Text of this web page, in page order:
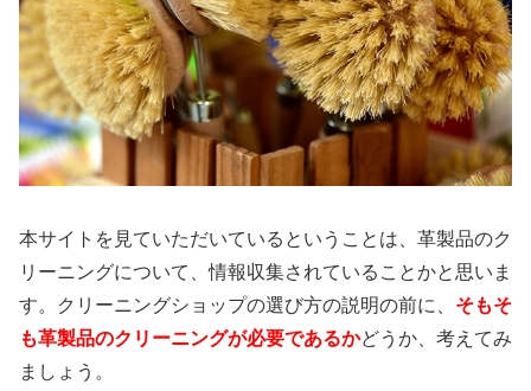
本サイトを見ていただいているということは、革製品のク
リーニングについて、情報収集されていることかと思いま
す。クリーニングショップの選び方の説明の前に、 そもそ
も革製品のクリーニングが必要であるかどうか、考えてみ
ましょう。